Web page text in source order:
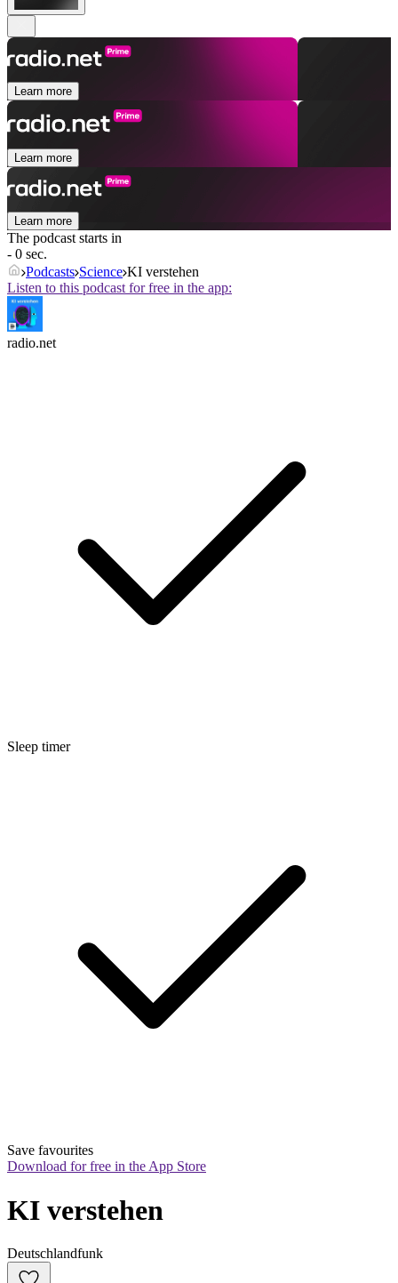
Learn more
Learn more
Learn more
The podcast starts in
- 0 sec.
Podcasts Science KI verstehen
Listen to this podcast for free in the app:
radio.net
Sleep timer
Save favourites
Download for free in the App Store
KI verstehen
Deutschlandfunk